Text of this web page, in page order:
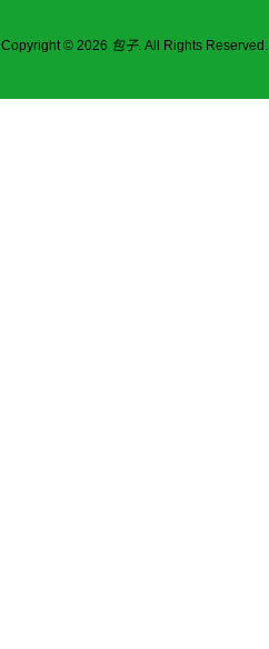
Copyright © 2026 包子. All Rights Reserved.